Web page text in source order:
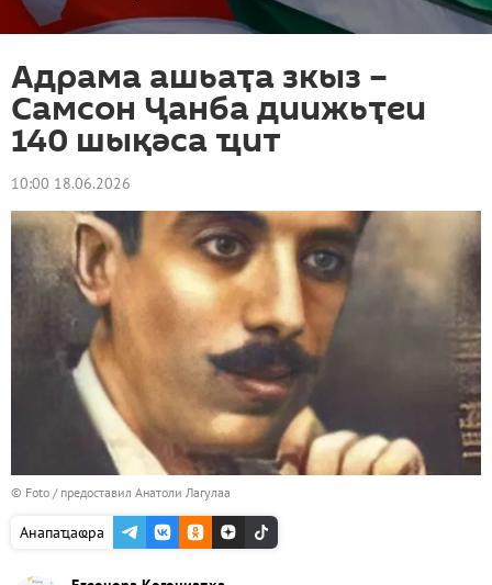
Адрама ашьаҭа зкыз –
Самсон Ҷанба диижьҭеи
140 шықәса ҵит
10:00 18.06.2026
© Foto / предоставил Анатоли Лагулаа
Анапаҵаҩра